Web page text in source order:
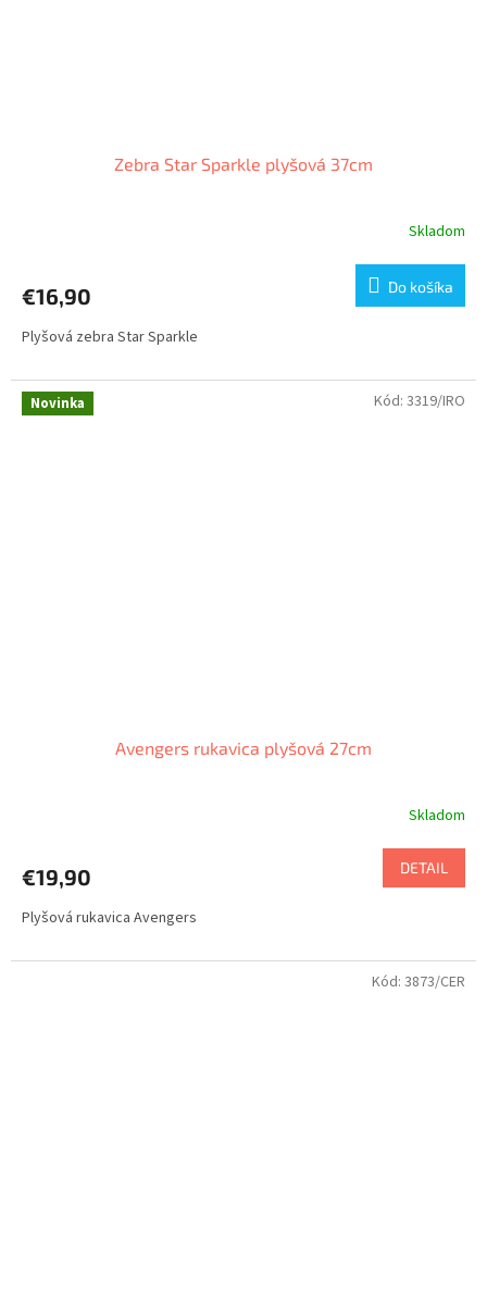
Zebra Star Sparkle plyšová 37cm
Skladom
€16,90 Do košíka
Plyšová zebra Star Sparkle
Novinka
Avengers rukavica plyšová 27cm
Skladom
€19,90 DETAIL
Plyšová rukavica Avengers
Kód: 3319/IRO
Kód: 3873/CER